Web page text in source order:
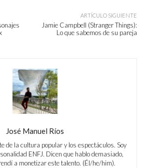
ARTÍCULO SIGUIENTE
Jamie Campbell (Stranger Things):
Lo que sabemos de su pareja
José Manuel Ríos
de la cultura popular y los espectáculos. Soy
ENFJ. Dicen que hablo demasiado,
a monetizar este talento. (Él/he/him).